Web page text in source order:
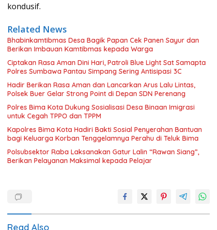
kondusif.
Related News
Bhabinkamtibmas Desa Bagik Papan Cek Panen Sayur dan
Berikan Imbauan Kamtibmas kepada Warga
Ciptakan Rasa Aman Dini Hari, Patroli Blue Light Sat Samapta
Polres Sumbawa Pantau Simpang Sering Antisipasi 3C
Hadir Berikan Rasa Aman dan Lancarkan Arus Lalu Lintas,
Polsek Buer Gelar Strong Point di Depan SDN Perenang
Polres Bima Kota Dukung Sosialisasi Desa Binaan Imigrasi
untuk Cegah TPPO dan TPPM
Kapolres Bima Kota Hadiri Bakti Sosial Penyerahan Bantuan
bagi Keluarga Korban Tenggelamnya Perahu di Teluk Bima
Polsubsektor Raba Laksanakan Gatur Lalin “Rawan Siang”,
Berikan Pelayanan Maksimal kepada Pelajar
Read Also